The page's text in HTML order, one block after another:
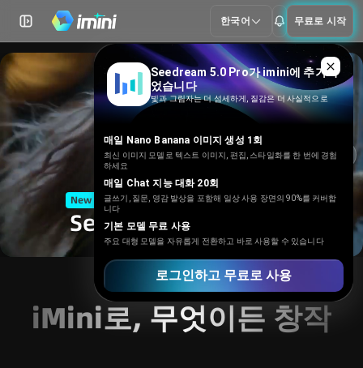
한국어 무료로 시작
Seedance 2.5 곧 출시
Seedance 2.5 곧 출시
New 멀티모달 영상 · 더 안정적인 길이 · 영화급 결과
iMini로, 무엇이든 창작
세계 최고 수준의 AI 모델
AI 이미지
GPT Image 2
Seedream 5.0 Pro가 imini에 추가되
었습니다
빛과 그림자는 더 섬세하게, 질감은 더 사실적으로
매일 Nano Banana 이미지 생성 1회
최신 이미지 모델로 텍스트 이미지, 편집, 스타일화를 한 번에 경험
하세요
매일 Chat 지능 대화 20회
글쓰기, 질문, 영감 발상을 포함해 일상 사용 장면의 90%를 커버합
니다
기본 모델 무료 사용
주요 대형 모델을 자유롭게 전환하고 바로 사용할 수 있습니다
로그인하고 무료로 사용